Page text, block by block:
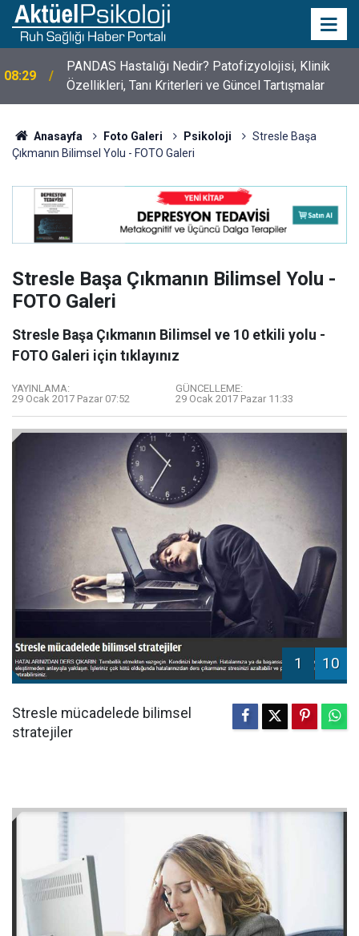
10:30
10 Mayıs Psikologlar Günü Nasıl Ortaya Çıktı? 10
Mayıs Tarihinin Hikayesi
Anasayfa Foto Galeri Psikoloji
Stresle Başa
Çıkmanın Bilimsel Yolu - FOTO Galeri
Stresle Başa Çıkmanın Bilimsel Yolu -
FOTO Galeri
Stresle Başa Çıkmanın Bilimsel ve 10 etkili yolu -
FOTO Galeri için tıklayınız
YAYINLAMA:
29 Ocak 2017 Pazar 07:52
GÜNCELLEME:
29 Ocak 2017 Pazar 11:33
1 10
Stresle mücadelede bilimsel
stratejiler